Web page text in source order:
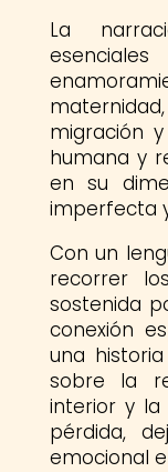
La
migración
humana y
en su
imperfecta
Con un
recorrer
sostenida
conexión
una
sobre la
interior y la
pérdida,
emocional